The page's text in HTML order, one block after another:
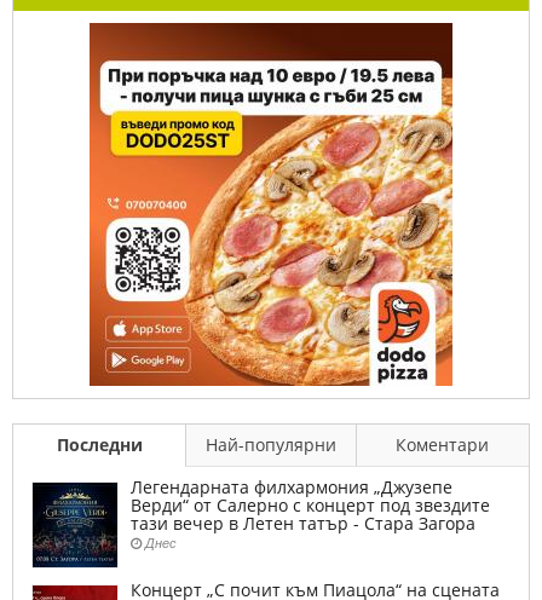
Последни Най-популярни
Коментари
Легендарната филхармония „Джузепе
Верди“ от Салерно с концерт под звездите
тази вечер в Летен татър - Стара Загора
Днес
Концерт „С почит към Пиацола“ на сцената